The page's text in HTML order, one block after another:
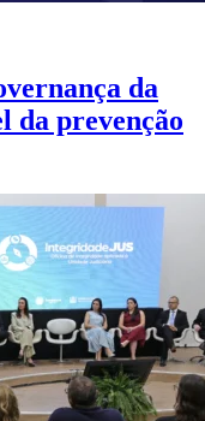
da
da prevenção